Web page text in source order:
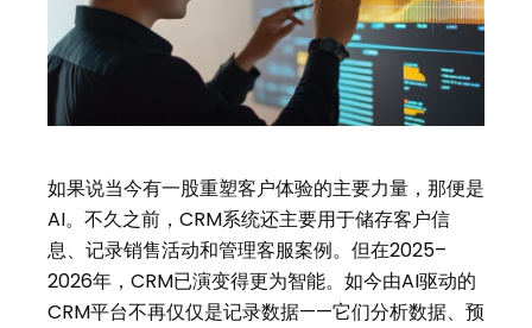
如果说当今有一股重塑客户体验的主要力量，那便是
AI。不久之前，CRM系统还主要用于储存客户信
息、记录销售活动和管理客服案例。但在2025–
2026年，CRM已演变得更为智能。如今由AI驱动的
CRM平台不再仅仅是记录数据——它们分析数据、预